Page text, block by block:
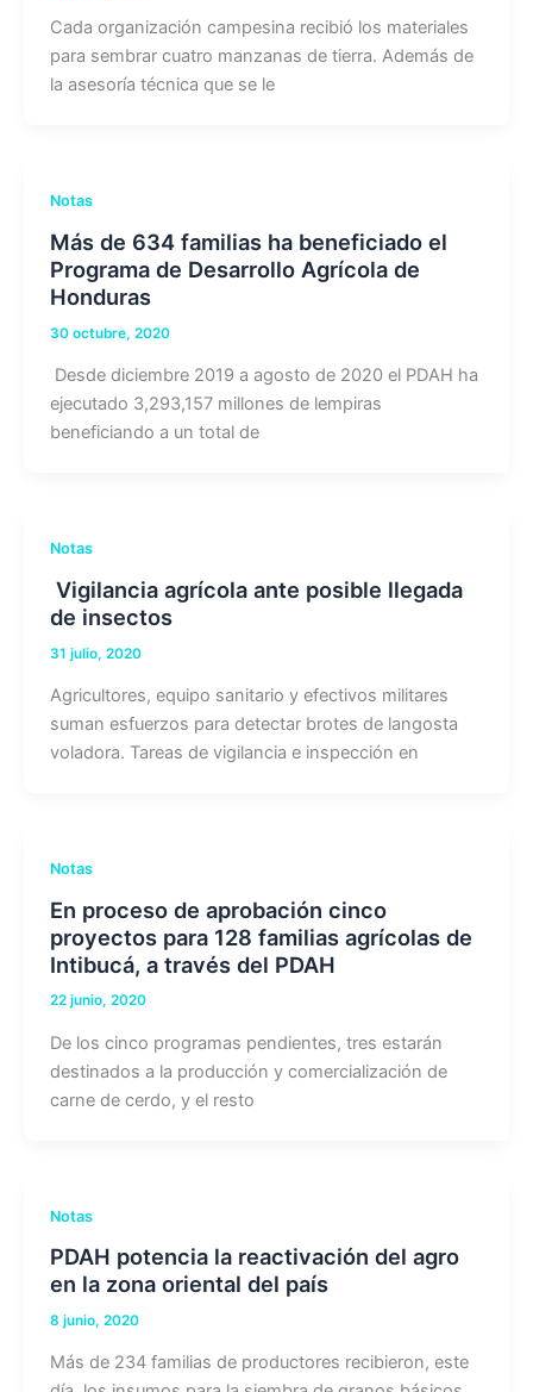
Cada organización campesina recibió los materiales
para sembrar cuatro manzanas de tierra. Además de
la asesoría técnica que se le
Notas
Más de 634 familias ha beneficiado el
Programa de Desarrollo Agrícola de
Honduras
30 octubre, 2020
Desde diciembre 2019 a agosto de 2020 el PDAH ha
ejecutado 3,293,157 millones de lempiras
beneficiando a un total de
Notas
Vigilancia agrícola ante posible llegada
de insectos
31 julio, 2020
Agricultores, equipo sanitario y efectivos militares
suman esfuerzos para detectar brotes de langosta
voladora. Tareas de vigilancia e inspección en
Notas
En proceso de aprobación cinco
proyectos para 128 familias agrícolas de
Intibucá, a través del PDAH
22 junio, 2020
De los cinco programas pendientes, tres estarán
destinados a la producción y comercialización de
carne de cerdo, y el resto
Notas
PDAH potencia la reactivación del agro
en la zona oriental del país
8 junio, 2020
Más de 234 familias de productores recibieron, este